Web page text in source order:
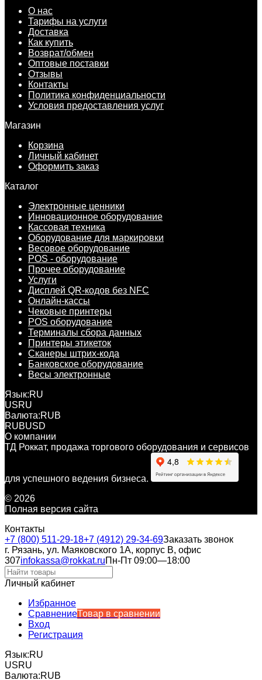
О нас
Тарифы на услуги
Доставка
Как купить
Возврат/обмен
Оптовые поставки
Отзывы
Контакты
Политика конфиденциальности
Условия предоставления услуг
Магазин
Корзина
Личный кабинет
Оформить заказ
Каталог
Электронные ценники
Инновационное оборудование
Кассовая техника
Оборудование для маркировки
Весовое оборудование
POS - оборудование
Прочее оборудование
Услуги
Дисплей QR-кодов без NFC
Онлайн-кассы
Чековые принтеры
POS оборудование
Терминалы сбора данных
Принтеры этикеток
Сканеры штрих-кода
Банковское оборудование
Весы электронные
Язык:RU
USRU
Валюта:RUB
RUBUSD
О компании
ТД Роккат, продажа торгового оборудования и сервисов
для успешного ведения бизнеса.
© 2026
Полная версия сайта
Контакты
+7 (800) 511-29-18+7 (4912) 29-34-69Заказать звонок
г. Рязань, ул. Маяковского 1А, корпус B, офис
307infokassa@rokkat.ruПн-Пт 09:00—18:00
Личный кабинет
Избранное
СравнениеТовар в сравнении
Вход
Регистрация
Язык:RU
USRU
Валюта:RUB